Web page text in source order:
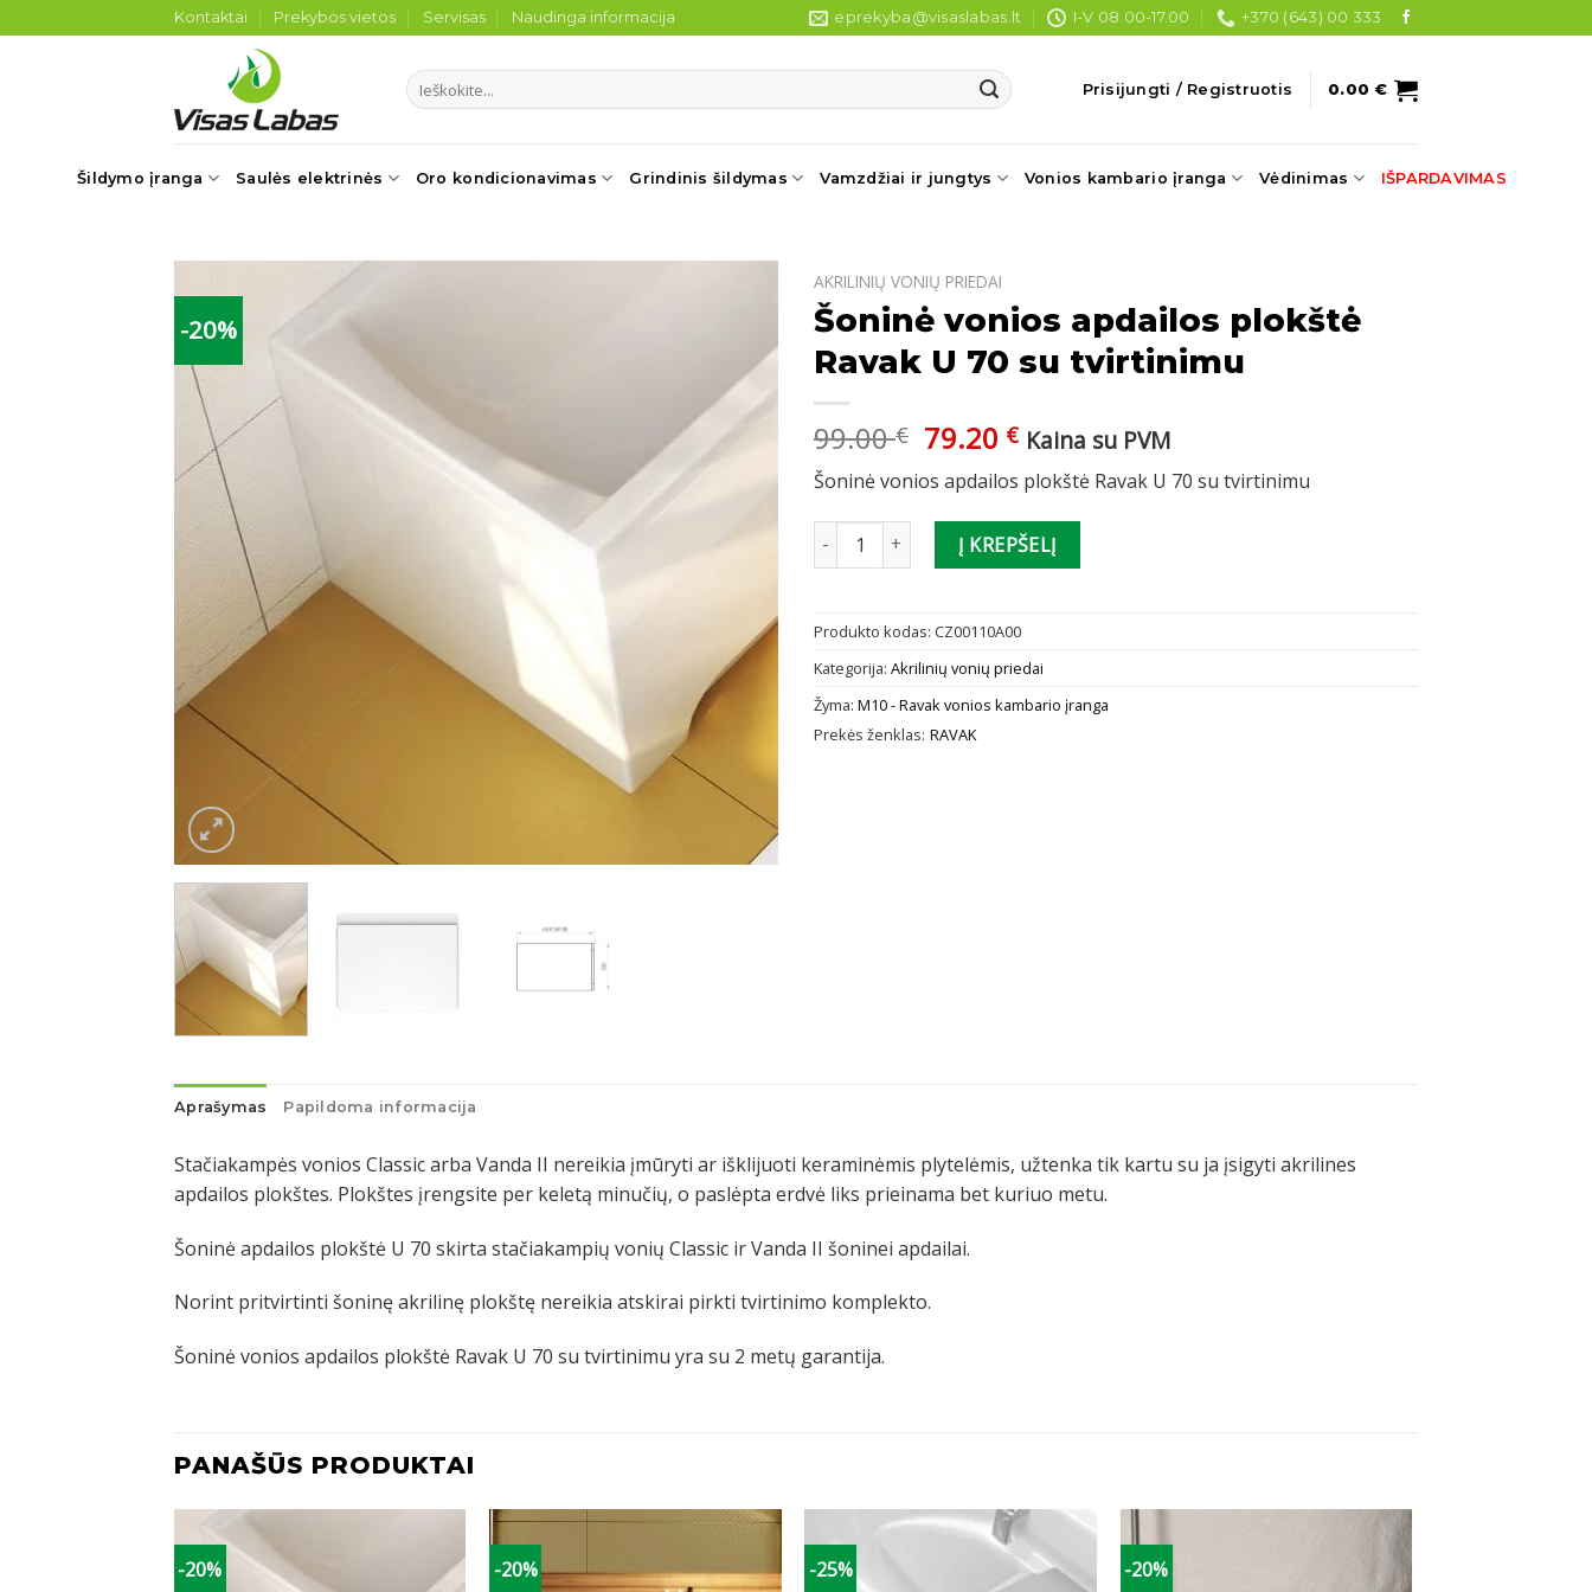
to
Kontaktai Prekybos vietos Servisas Naudinga informacija eprekyba@visaslabas.lt I-V 08.00-17.00 +370 (643) 00 333
Ieškoti: Prisijungti / Registruotis 0.00€
Šildymo įranga Saulės elektrinės Oro kondicionavimas Grindinis šildymas Vamzdžiai ir jungtys Vonios kambario įranga Vėdinimas IŠPARDAVIMAS
-20%
AKRILINIŲ VONIŲ PRIEDAI
Šoninė vonios apdailos plokštė
Ravak U 70 su tvirtinimu
99.00€ Original
price
was:
99.00 €.
79.20 €Current
price
is:
79.20 €.
Kaina su PVM
Šoninė vonios apdailos plokštė Ravak U 70 su tvirtinimu
produkto kiekis: Šoninė vonios apdailos plokštė Ravak U 70 su tvirtinimu
Į KREPŠELĮ
Produkto kodas: CZ00110A00
Kategorija: Akrilinių vonių priedai
Žyma: M10 - Ravak vonios kambario įranga
Prekės ženklas: RAVAK
Aprašymas Papildoma informacija
Stačiakampės vonios Classic arba Vanda II nereikia įmūryti ar išklijuoti keraminėmis plytelėmis, užtenka tik kartu su ja įsigyti akrilines
apdailos plokštes. Plokštes įrengsite per keletą minučių, o paslėpta erdvė liks prieinama bet kuriuo metu.
Šoninė apdailos plokštė U 70 skirta stačiakampių vonių Classic ir Vanda II šoninei apdailai.
Norint pritvirtinti šoninę akrilinę plokštę nereikia atskirai pirkti tvirtinimo komplekto.
Šoninė vonios apdailos plokštė Ravak U 70 su tvirtinimu yra su 2 metų garantija.
PANAŠŪS PRODUKTAI
-20% -20% -25% -20%